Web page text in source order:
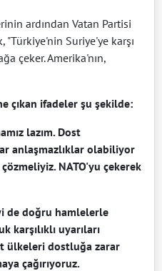
ardından Vatan Partisi
"Türkiye'nin Suriye'ye karşı
çeker. Amerika'nın,
çıkan ifadeler şu şekilde:
lazım. Dost
anlaşmazlıklar olabiliyor
NATO'yu çekerek
de doğru hamlelerle
karşılıklı uyarıları
ülkeleri dostluğa zarar
çağırıyoruz.